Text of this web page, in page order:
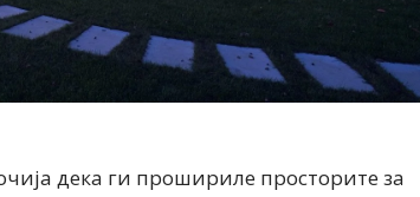
дека ги прошириле просторите за